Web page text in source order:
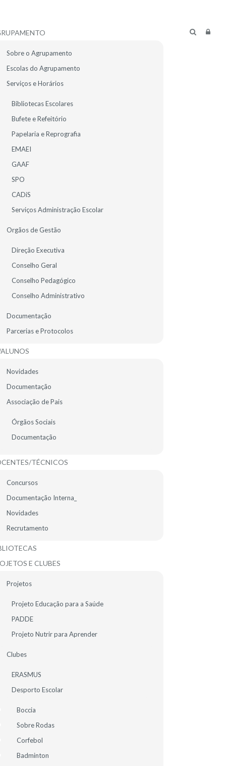
Sobre o Agrupamento
Escolas do Agrupamento
Serviços e Horários
Bibliotecas Escolares
Bufete e Refeitório
Papelaria e Reprografia
EMAEI
GAAF
SPO
CADiS
Serviços Administração Escolar
Orgãos de Gestão
Direção Executiva
Conselho Geral
Conselho Pedagógico
Conselho Administrativo
Documentação
Parcerias e Protocolos
Novidades
Documentação
Associação de Pais
Órgãos Sociais
Documentação
TÉCNICOS
Concursos
Documentação Interna_
Novidades
Recrutamento
E CLUBES
Projetos
Projeto Educação para a Saúde
PADDE
Projeto Nutrir para Aprender
Clubes
ERASMUS
Desporto Escolar
Boccia
Sobre Rodas
Corfebol
Badminton
ALUNOS
EMENTA ESCOLAR
para